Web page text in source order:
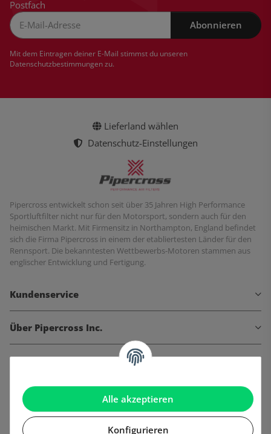
Alle akzeptieren
Konfigurieren
Postfach
Abonnieren
Mit dem Eintragen deiner E-Mail stimmst du unseren
Datenschutzbestimmungenzu.
Lieferland wählen
Datenschutz-Einstellungen
Pipercross entwickelt schon seit über 35 Jahren High Performance
Sportluftfilter nicht nur für den Motorsport, sondern auch für den
heimischen Markt. Mit Firmensitz in Northampton, England befindet
sich die Firma Pipercross in einem der etabliertesten Länder für den
Rennsport. Die bekanntesten Wettbewerbs-Motoren stammen aus
englischer Entwicklung und Fertigung.
Kundenservice
Über Pipercross Inc.
Informationen
Gesetzliche Informationen